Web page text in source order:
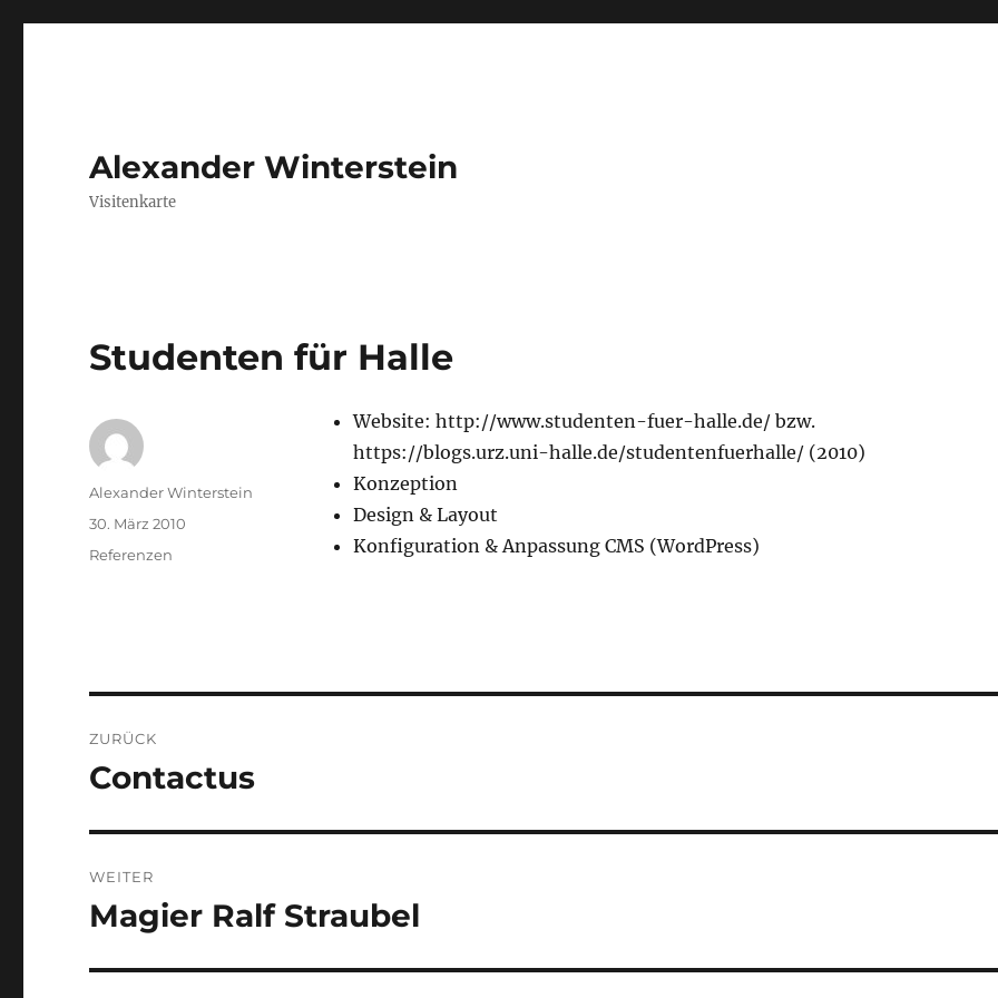
Alexander Winterstein
Visitenkarte
Studenten für Halle
Website: http://www.studenten-fuer-halle.de/ bzw.
https://blogs.urz.uni-halle.de/studentenfuerhalle/ (2010)
Konzeption
Design & Layout
Konfiguration & Anpassung CMS (WordPress)
Autor
Alexander Winterstein
Veröffentlicht
am
30. März 2010
Kategorien
Referenzen
ZURÜCK
Vorheriger
Contactus
WEITER
Nächster
Magier Ralf Straubel